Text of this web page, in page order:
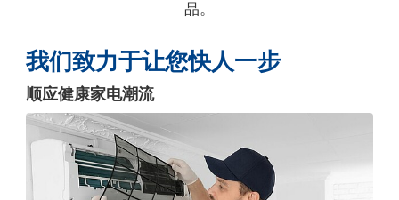
品。
我们致力于让您快人一步
顺应健康家电潮流